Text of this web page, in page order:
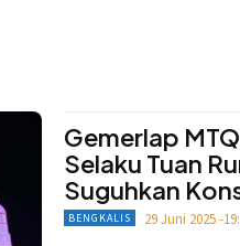
Gemerlap
Selaku Tuan
Suguhkan
BENGKALIS 29 Juni 2025 -